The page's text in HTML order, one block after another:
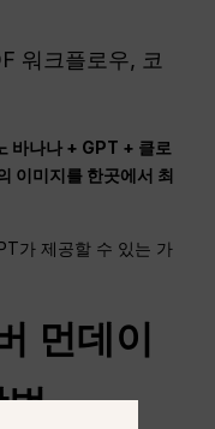
워크플로우, 코
바나나 + GPT + 클로
이미지를 한곳에서 최
가 제공할 수 있는 가
먼데이
법